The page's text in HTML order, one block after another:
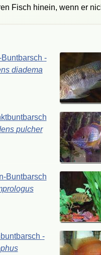
Fisch hinein, wenn er
-
diadema
pulcher
Buntbarsch
-